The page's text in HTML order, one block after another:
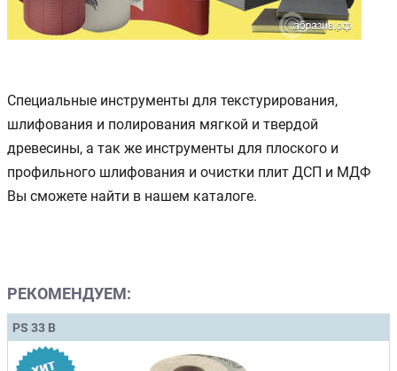
Специальные инструменты для текстурирования,
шлифования и полирования мягкой и твердой
древесины, а так же инструменты для плоского и
профильного шлифования и очистки плит ДСП и МДФ
Вы сможете найти в нашем каталоге.
РЕКОМЕНДУЕМ:
PS 33 B